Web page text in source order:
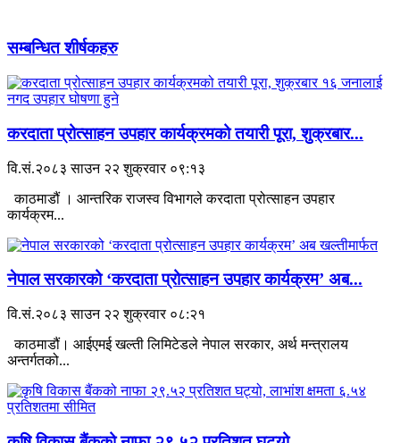
सम्बन्धित शीर्षकहरु
करदाता प्रोत्साहन उपहार कार्यक्रमको तयारी पूरा, शुक्रबार...
वि.सं.२०८३ साउन २२ शुक्रवार ०९:१३
काठमाडौं । आन्तरिक राजस्व विभागले करदाता प्रोत्साहन उपहार
कार्यक्रम...
नेपाल सरकारको ‘करदाता प्रोत्साहन उपहार कार्यक्रम’ अब...
वि.सं.२०८३ साउन २२ शुक्रवार ०८:२१
काठमाडौं। आईएमई खल्ती लिमिटेडले नेपाल सरकार, अर्थ मन्त्रालय
अन्तर्गतको...